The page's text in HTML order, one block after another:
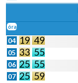
óra
04 1949
05 3355
06 2555
07 2559